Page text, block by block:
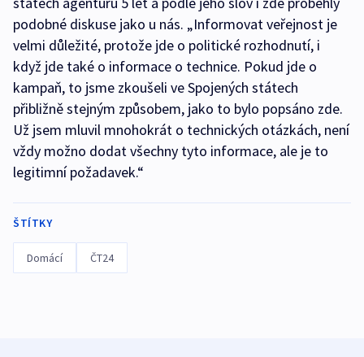
podobné diskuse jako u nás. „Informovat veřejnost je
velmi důležité, protože jde o politické rozhodnutí, i
když jde také o informace o technice. Pokud jde o
kampaň, to jsme zkoušeli ve Spojených státech
přibližně stejným způsobem, jako to bylo popsáno zde.
Už jsem mluvil mnohokrát o technických otázkách, není
vždy možno dodat všechny tyto informace, ale je to
legitimní požadavek.“
ŠTÍTKY
Domácí ČT24